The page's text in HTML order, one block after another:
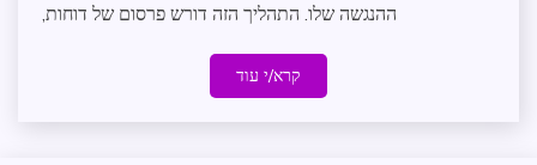
ההנגשה שלו. התהליך הזה דורש פרסום של דוחות,
קרא/י עוד